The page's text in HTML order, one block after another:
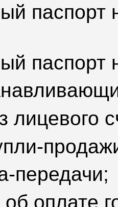
паспорт
паспорт
лицевого
передачи;
об оплате